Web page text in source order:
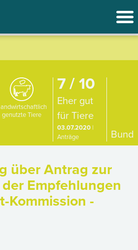
genutzte Tiere
7 / 10
Eher gut
für Tiere
03.07.2020 |
Anträge
Bund
über Antrag zur
Empfehlungen
Kommission -